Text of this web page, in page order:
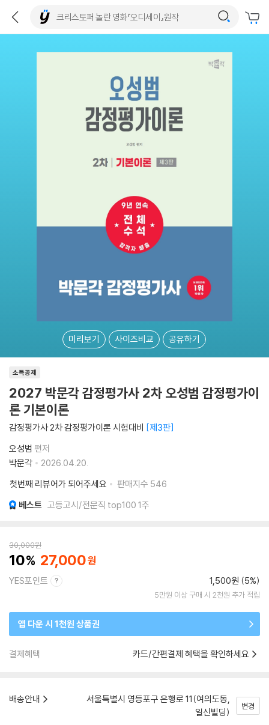
미리보기 사이즈비교 공유하기
소득공제
2027 박문각 감정평가사 2차 오성범 감정평가이
론 기본이론
감정평가사 2차 감정평가이론 시험대비 제3판
오성범 편저
박문각
2026.04.20.
첫번째 리뷰어가 되어주세요
판매지수 546
베스트 고등고시/전문직 top100 1주
30,000원
10 27,000
YES포인트 1,500원 (5%)
5만원 이상 구매 시 2천원 추가 적립
앱 다운 시 1천원 상품권
결제혜택 카드/간편결제 혜택을 확인하세요
배송안내
서울특별시 영등포구 은행로 11(여의도동,
일신빌딩)
변경